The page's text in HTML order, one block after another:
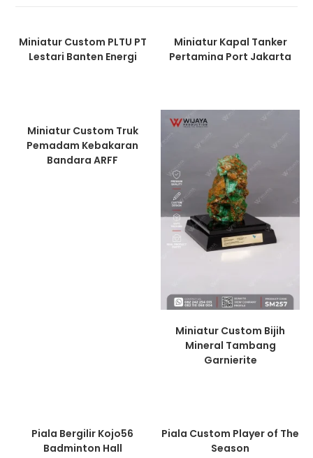
Miniatur Custom PLTU PT
Lestari Banten Energi
Miniatur Kapal Tanker
Pertamina Port Jakarta
Miniatur Custom Truk
Pemadam Kebakaran
Bandara ARFF
Miniatur Custom Bijih
Mineral Tambang
Garnierite
Piala Bergilir Kojo56
Badminton Hall
Piala Custom Player of The
Season